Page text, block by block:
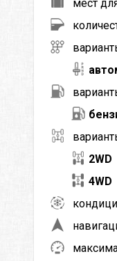
мест
2WD
4WD